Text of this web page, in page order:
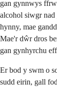
gan gynnwys
alcohol siwgr
hynny, mae
Mae'r dŵr dros
gan gynhyrchu
Er bod y swm o
sudd eirin, gall